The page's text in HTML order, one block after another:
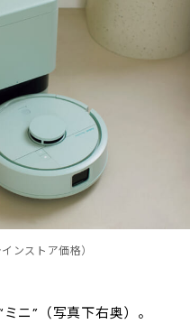
ンストア価格）
ニ”（写真下右奥）。